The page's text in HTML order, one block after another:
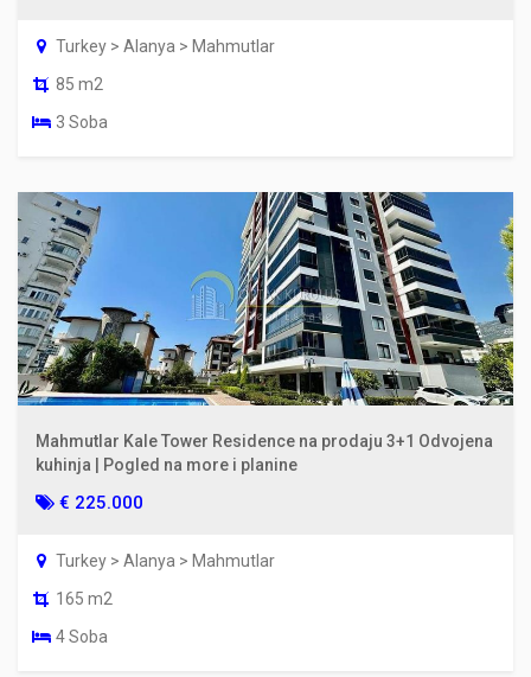
Turkey > Alanya > Mahmutlar
85 m2
3 Soba
Mahmutlar Kale Tower Residence na prodaju 3+1 Odvojena
kuhinja | Pogled na more i planine
€ 225.000
Turkey > Alanya > Mahmutlar
165 m2
4 Soba